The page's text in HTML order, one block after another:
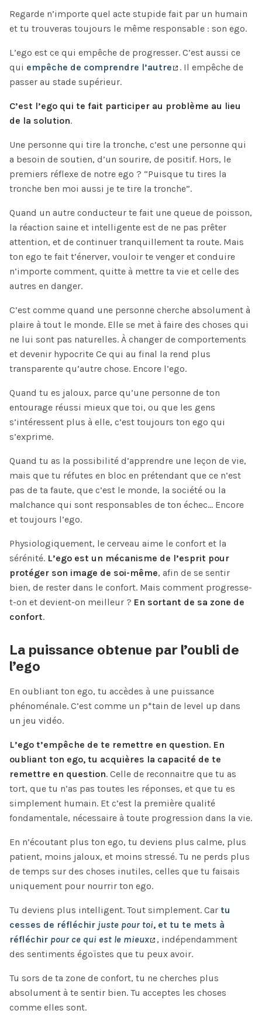
Regarde n’importe quel acte stupide fait par un humain
et tu trouveras toujours le même responsable : son ego.
L’ego est ce qui empêche de progresser. C’est aussi ce
qui empêche de comprendre l’autre
. Il empêche de
passer au stade supérieur.
C’est l’ego qui te fait participer au problème au lieu
de la solution.
Une personne qui tire la tronche, c’est une personne qui
a besoin de soutien, d’un sourire, de positif. Hors, le
premiers réflexe de notre ego ? “Puisque tu tires la
tronche ben moi aussi je te tire la tronche”.
Quand un autre conducteur te fait une queue de poisson,
la réaction saine et intelligente est de ne pas prêter
attention, et de continuer tranquillement ta route. Mais
ton ego te fait t’énerver, vouloir te venger et conduire
n’importe comment, quitte à mettre ta vie et celle des
autres en danger.
C’est comme quand une personne cherche absolument à
plaire à tout le monde. Elle se met à faire des choses qui
ne lui sont pas naturelles. À changer de comportements
et devenir hypocrite Ce qui au final la rend plus
transparente qu’autre chose. Encore l’ego.
Quand tu es jaloux, parce qu’une personne de ton
entourage réussi mieux que toi, ou que les gens
s’intéressent plus à elle, c’est toujours ton ego qui
s’exprime.
Quand tu as la possibilité d’apprendre une leçon de vie,
mais que tu réfutes en bloc en prétendant que ce n’est
pas de ta faute, que c’est le monde, la société ou la
malchance qui sont responsables de ton échec… Encore
et toujours l’ego.
Physiologiquement, le cerveau aime le confort et la
sérénité. L’ego est un mécanisme de l’esprit pour
protéger son image de soi-même, afin de se sentir
bien, de rester dans le confort. Mais comment progresse-
t-on et devient-on meilleur ? En sortant de sa zone de
confort.
La puissance obtenue par l’oubli de
l’ego
En oubliant ton ego, tu accèdes à une puissance
phénoménale. C’est comme un p*tain de level up dans
un jeu vidéo.
L’ego t’empêche de te remettre en question. En
oubliant ton ego, tu acquières la capacité de te
remettre en question. Celle de reconnaitre que tu as
tort, que tu n’as pas toutes les réponses, et que tu es
simplement humain. Et c’est la première qualité
fondamentale, nécessaire à toute progression dans la vie.
En n’écoutant plus ton ego, tu deviens plus calme, plus
patient, moins jaloux, et moins stressé. Tu ne perds plus
de temps sur des choses inutiles, celles que tu faisais
uniquement pour nourrir ton ego.
Tu deviens plus intelligent. Tout simplement. Car tu
cesses de réfléchir juste pour toi, et tu te mets à
réfléchir pour ce qui est le mieux
, indépendamment
des sentiments égoïstes que tu peux avoir.
Tu sors de ta zone de confort, tu ne cherches plus
absolument à te sentir bien. Tu acceptes les choses
comme elles sont.